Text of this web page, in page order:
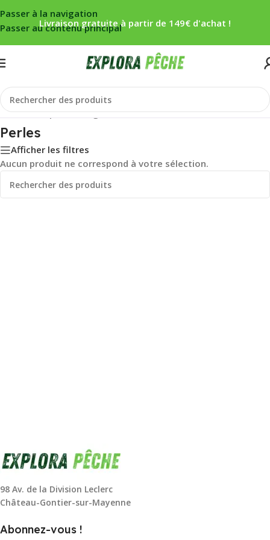
Passer à la navigation
Passer au contenu principal
Livraison gratuite à partir de 149€ d'achat !
Accueil/Carpe/Montage/Perles
Perles
Afficher les filtres
Aucun produit ne correspond à votre sélection.
98 Av. de la Division Leclerc
Château-Gontier-sur-Mayenne
Abonnez-vous !